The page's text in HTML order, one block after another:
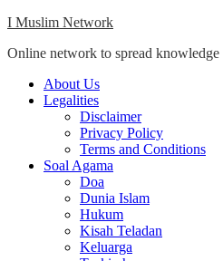
Skip
content
I Muslim Network
Online network to spread knowledge
Close
Menu
About Us
Legalities
Disclaimer
Privacy Policy
Terms and Conditions
Soal Agama
Doa
Dunia Islam
Hukum
Kisah Teladan
Keluarga